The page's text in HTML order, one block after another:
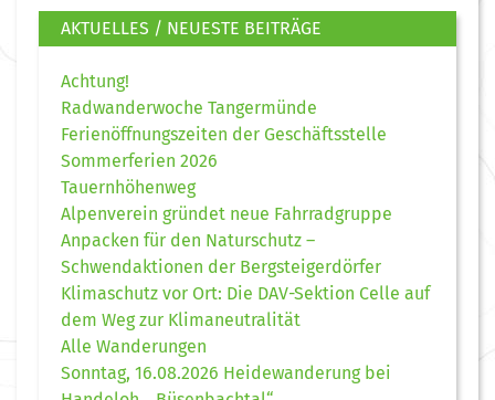
AKTUELLES / NEUESTE BEITRÄGE
Achtung!
Radwanderwoche Tangermünde
Ferienöffnungszeiten der Geschäftsstelle
Sommerferien 2026
Tauernhöhenweg
Alpenverein gründet neue Fahrradgruppe
Anpacken für den Naturschutz –
Schwendaktionen der Bergsteigerdörfer
Klimaschutz vor Ort: Die DAV-Sektion Celle auf
dem Weg zur Klimaneutralität
Alle Wanderungen
Sonntag, 16.08.2026 Heidewanderung bei